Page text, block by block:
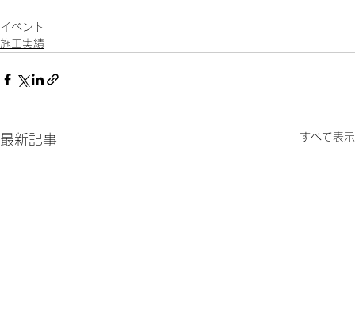
イベント
施工実績
最新記事 すべて表示